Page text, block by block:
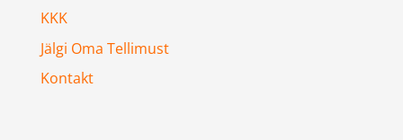
KKK
Jälgi Oma Tellimust
Kontakt